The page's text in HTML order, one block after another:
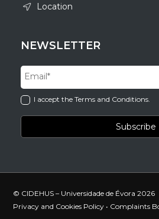
Location
NEWSLETTER
I accept the Terms and Conditions.
© CIDEHUS – Universidade de Évora 2026
Privacy and Cookies Policy • Complaints